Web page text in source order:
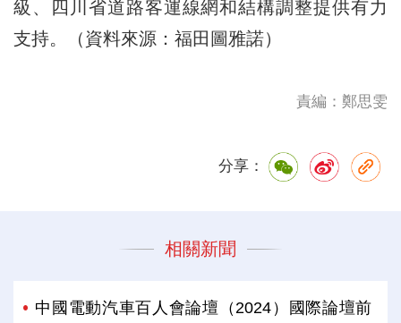
級、四川省道路客運線網和結構調整提供有力
支持。（資料來源：福田圖雅諾）
責編：鄭思雯
分享：
相關新聞
中國電動汽車百人會論壇（2024）國際論壇前